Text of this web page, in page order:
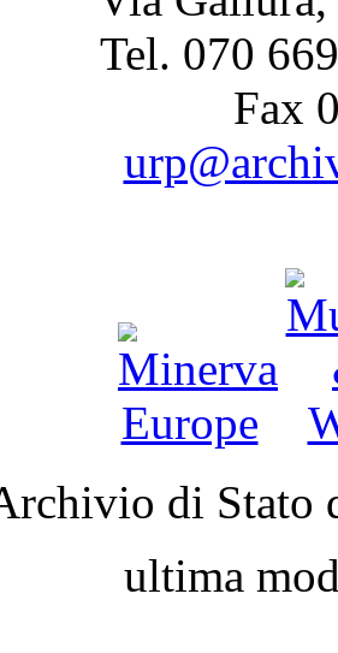
Tel. 070
Fax
di Stato
ultima